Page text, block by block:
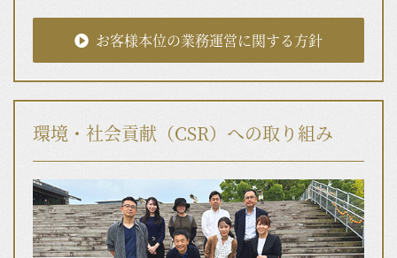
お客様本位の業務運営に関する方針
環境・社会貢献（CSR）への取り組み